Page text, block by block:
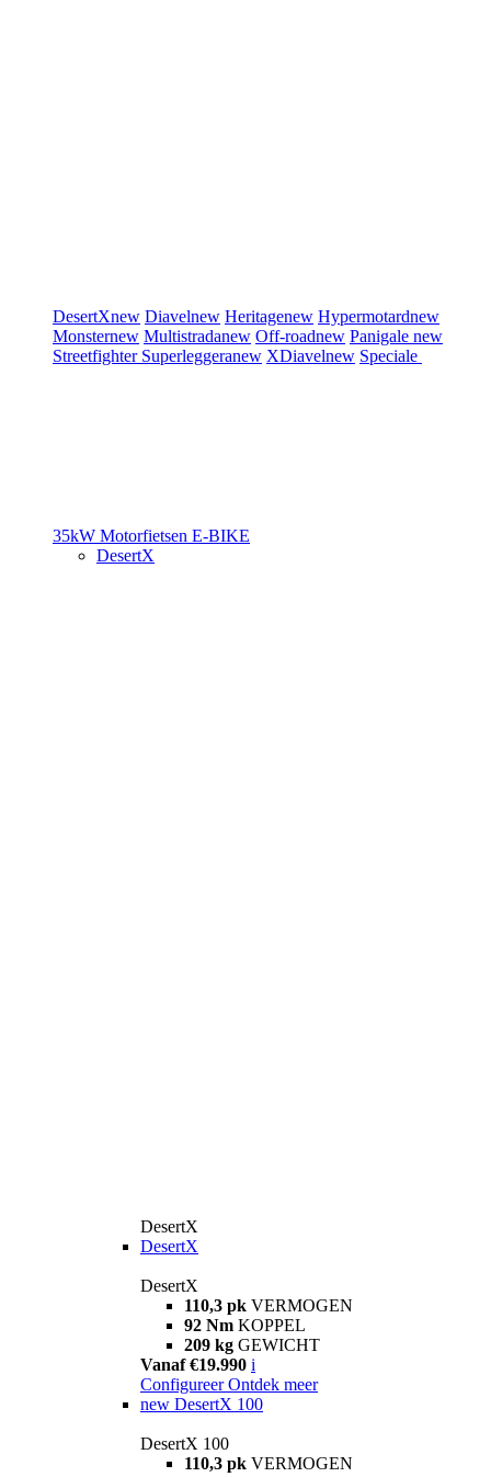
DesertXnew Diavelnew Heritagenew Hypermotardnew
Monsternew Multistradanew Off-roadnew Panigale new
Streetfighter Superleggeranew XDiavelnew Speciale
35kW Motorfietsen E-BIKE
DesertX
DesertX
DesertX
DesertX
110,3 pk VERMOGEN
92 Nm KOPPEL
209 kg GEWICHT
Vanaf €19.990 i
Configureer Ontdek meer
new DesertX 100
DesertX 100
110,3 pk VERMOGEN